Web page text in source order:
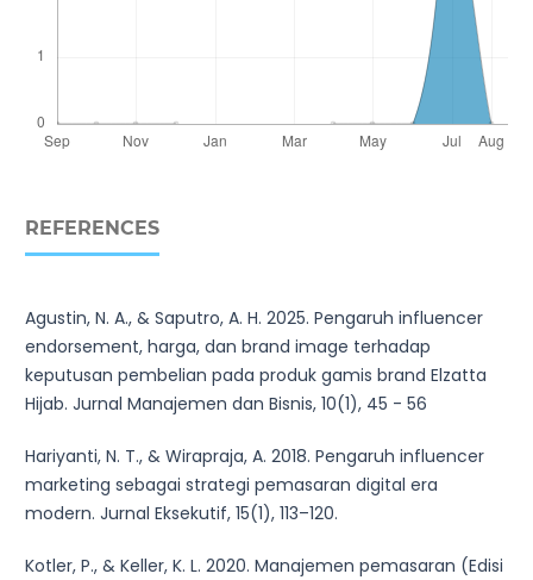
REFERENCES
Agustin, N. A., & Saputro, A. H. 2025. Pengaruh influencer
endorsement, harga, dan brand image terhadap
keputusan pembelian pada produk gamis brand Elzatta
Hijab. Jurnal Manajemen dan Bisnis, 10(1), 45 - 56
Hariyanti, N. T., & Wirapraja, A. 2018. Pengaruh influencer
marketing sebagai strategi pemasaran digital era
modern. Jurnal Eksekutif, 15(1), 113–120.
Kotler, P., & Keller, K. L. 2020. Manajemen pemasaran (Edisi